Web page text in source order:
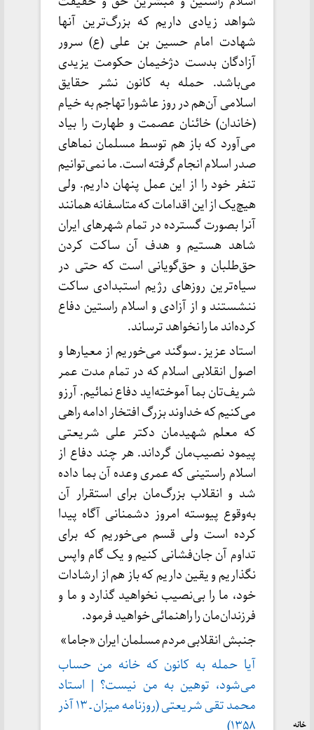
شواهد زیادی داریم که بزرگ‌ترین آنها
شهادت امام حسین بن علی (ع) سرور
آزادگان بدست دژخیمان حکومت یزیدی
می‌باشد. حمله به کانون نشر حقایق
اسلامی آن‌هم در روز عاشورا تهاجم به خیام
(خاندان) خائنان عصمت و طهارت را بیاد
می‌آورد که باز هم توسط مسلمان نماهای
صدر اسلام انجام گرفته است. ما نمی‌توانیم
تنفر خود را از این عمل پنهان داریم. ولی
هیچ‌یک از این اقدامات که متاسفانه همانند
آنرا بصورت گسترده در تمام شهرهای ایران
شاهد هستیم و هدف آن ساکت کردن
حق‌طلبان و حق‌گویانی است که حتی در
سیاه‌ترین روزهای رژیم استبدادی ساکت
ننشستند و از آزادی و اسلام راستین دفاع
کرده‌اند ما را نخواهد ترساند.
استاد عزیز ـ سوگند می‌خوریم از معیارها و
اصول انقلابی اسلام که در تمام مدت عمر
شریف‌تان بما آموخته‌اید دفاع نمائیم. آرزو
می‌کنیم که خداوند بزرگ افتخار ادامه راهی
که معلم شهیدمان دکتر علی شریعتی
پیمود نصیب‌مان گرداند. هر چند دفاع از
اسلام راستینی که عمری وعده آن بما داده
شد و انقلاب بزرگ‌مان برای استقرار آن
به‌وقوع پیوسته امروز دشمنانی آگاه پیدا
کرده است ولی قسم می‌خوریم که برای
تداوم آن جان‌فشانی کنیم و یک گام واپس
نگذاریم و یقین داریم که باز هم از ارشادات
خود، ما را بی‌نصیب نخواهید گذارد و ما و
فرزندان‌مان را راهنمائی خواهید فرمود.
جنبش انقلابی مردم مسلمان ایران «جاما»
آیا حمله به کانون که خانه من حساب
می‌شود، توهین به من نیست؟ | استاد
محمد تقی شریعتی (روزنامه میزان ـ ۱۳ آذر
خانه